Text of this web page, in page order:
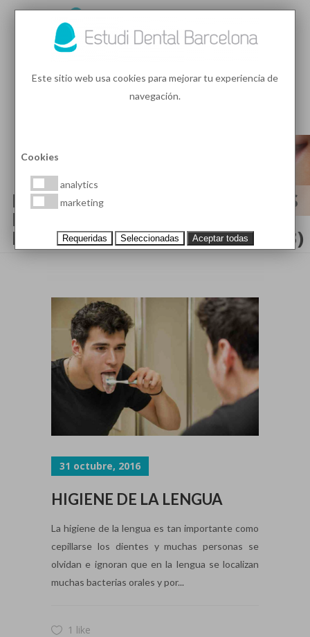
EDB ONLINE CON LAS ÚLTIMAS
NOTICIAS EN SALUD BUCAL Y
ESTÉTICA DENTAL (PÁGINA 103)
31 octubre, 2016
HIGIENE DE LA LENGUA
La higiene de la lengua es tan importante como
cepillarse los dientes y muchas personas se
olvidan e ignoran que en la lengua se localizan
muchas bacterias orales y por...
1 like
Este sitio web usa cookies para mejorar tu experiencia de
navegación.
Cookies
analytics
marketing
Requeridas Seleccionadas Aceptar todas